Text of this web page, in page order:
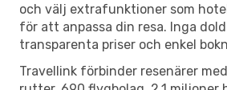
och välj extrafunktioner som
för att anpassa din resa. Inga
transparenta priser och enkel
Travellink förbinder resenärer